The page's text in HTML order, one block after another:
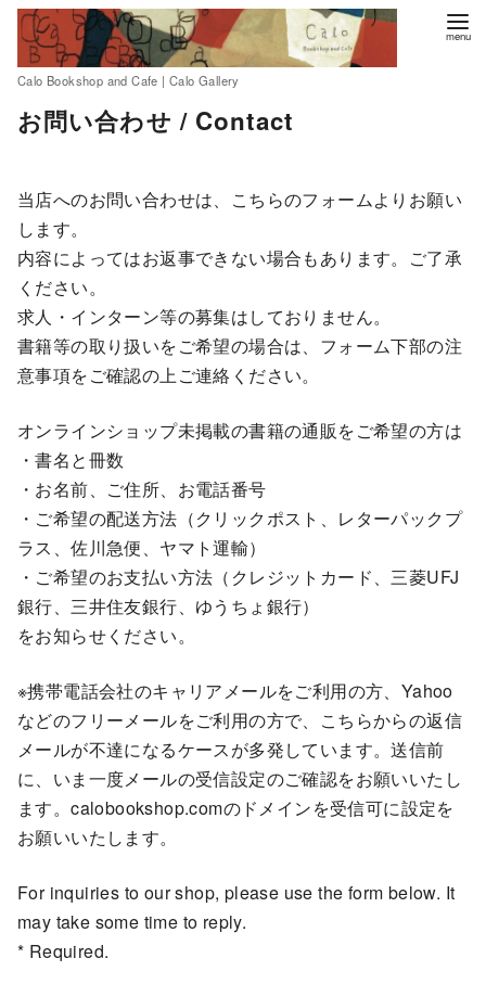
Calo Bookshop and Cafe | Calo Gallery
お問い合わせ / Contact
当店へのお問い合わせは、こちらのフォームよりお願い
します。
内容によってはお返事できない場合もあります。ご了承
ください。
求人・インターン等の募集はしておりません。
書籍等の取り扱いをご希望の場合は、フォーム下部の注
意事項をご確認の上ご連絡ください。
オンラインショップ未掲載の書籍の通販をご希望の方は
・書名と冊数
・お名前、ご住所、お電話番号
・ご希望の配送方法（クリックポスト、レターパックプ
ラス、佐川急便、ヤマト運輸）
・ご希望のお支払い方法（クレジットカード、三菱UFJ
銀行、三井住友銀行、ゆうちょ銀行）
をお知らせください。
※携帯電話会社のキャリアメールをご利用の方、Yahoo
などのフリーメールをご利用の方で、こちらからの返信
メールが不達になるケースが多発しています。送信前
に、いま一度メールの受信設定のご確認をお願いいたし
ます。calobookshop.comのドメインを受信可に設定を
お願いいたします。
For inquiries to our shop, please use the form below. It
may take some time to reply.
* Required.